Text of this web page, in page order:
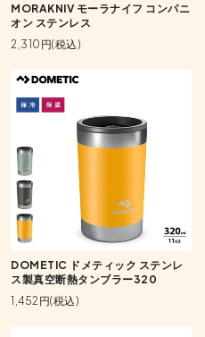
MORAKNIV モーラナイフ コンパニ
オン ステンレス
2,310円(税込)
DOMETIC ドメティック ステンレ
ス製真空断熱タンブラー320
1,452円(税込)